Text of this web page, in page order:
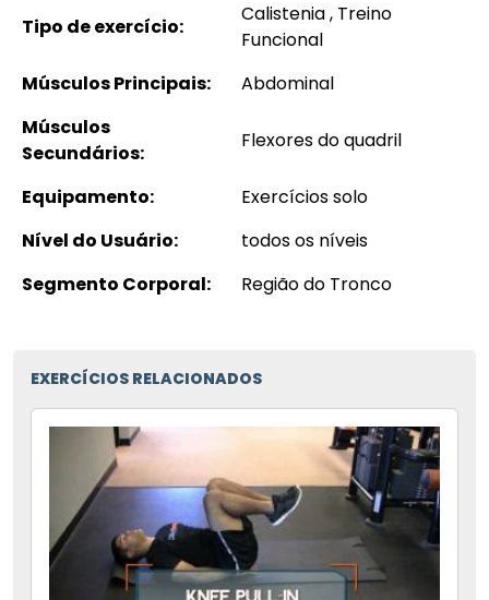
Tipo de exercício:
Calistenia , Treino
Funcional
Músculos Principais:
Abdominal
Músculos
Secundários:
Flexores do quadril
Equipamento:
Exercícios solo
Nível do Usuário:
todos os níveis
Segmento Corporal:
Região do Tronco
EXERCÍCIOS RELACIONADOS